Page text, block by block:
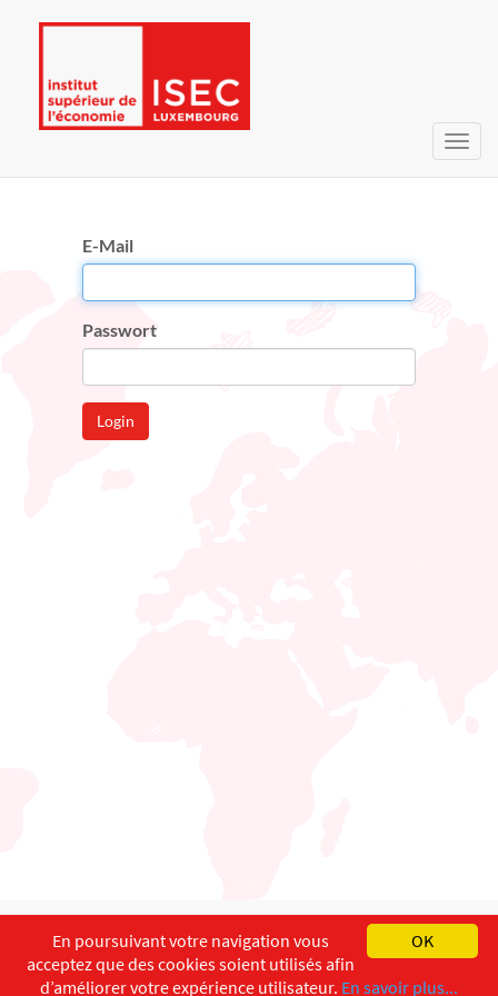
E-Mail
Passwort
Login
English Français
Copyright ©ISEC-AdW Impressum
OK
En poursuivant votre navigation vous
acceptez que des cookies soient utilisés afin
d’améliorer votre expérience utilisateur. En savoir plus...